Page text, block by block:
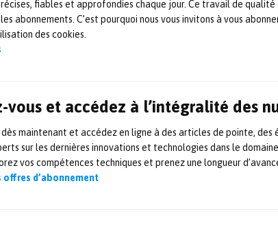
fiables et approfondies chaque jour. Ce travail de
abonnements. C’est pourquoi nous vous invitons à vous
des cookies.
vous et accédez à l’intégralité des
maintenant et accédez en ligne à des articles de pointe,
sur les dernières innovations et technologies dans le
vos compétences techniques et prenez une longueur
offres d’abonnement
ARTICLE SUIVANT